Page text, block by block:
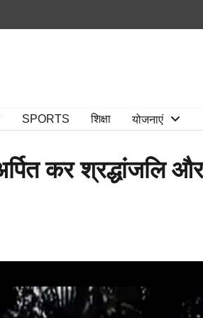
SPORTS शिक्षा योजनाएं
कर श्रद्धांजलि और